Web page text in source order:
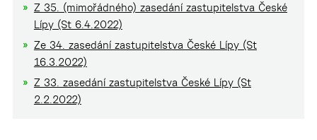
Z 35. (mimořádného) zasedání zastupitelstva České
Lípy (St 6.4.2022)
Ze 34. zasedání zastupitelstva České Lípy (St
16.3.2022)
Z 33. zasedání zastupitelstva České Lípy (St
2.2.2022)